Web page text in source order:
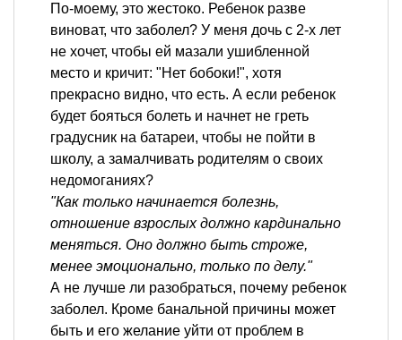
По-моему, это жестоко. Ребенок разве
виноват, что заболел? У меня дочь с 2-х лет
не хочет, чтобы ей мазали ушибленной
место и кричит: "Нет бобоки!", хотя
прекрасно видно, что есть. А если ребенок
будет бояться болеть и начнет не греть
градусник на батареи, чтобы не пойти в
школу, а замалчивать родителям о своих
недомоганиях?
"Как только начинается болезнь,
отношение взрослых должно кардинально
меняться. Оно должно быть строже,
менее эмоционально, только по делу."
А не лучше ли разобраться, почему ребенок
заболел. Кроме банальной причины может
быть и его желание уйти от проблем в